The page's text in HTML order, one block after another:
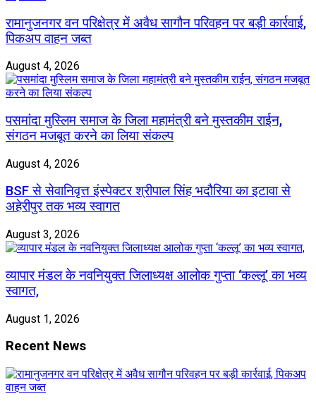
रामानुजनगर वन परिक्षेत्र में अवैध सागौन परिवहन पर बड़ी कार्रवाई,
पिकअप वाहन जब्त
August 4, 2026
पसमांदा मुस्लिम समाज के जिला महामंत्री बने मुस्तकीम राईन,
संगठन मजबूत करने का लिया संकल्प
August 4, 2026
BSF से सेवानिवृत्त इंस्पेक्टर श्रीपाल सिंह भदौरिया का इटावा से
अहेरीपुर तक भव्य स्वागत
August 3, 2026
व्यापार मंडल के नवनियुक्त जिलाध्यक्ष आलोक गुप्ता ‘कल्लू’ का भव्य
स्वागत,
August 1, 2026
Recent News